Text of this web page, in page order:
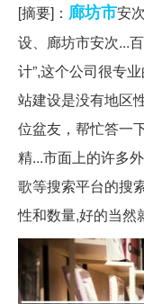
[摘要]： 廊坊市安
设、廊坊市安次...
计”,这个公司很专
站建设是没有地区
位盆友，帮忙答一
精...市面上的许多
歌等搜索平台的搜
性和数量,好的当然